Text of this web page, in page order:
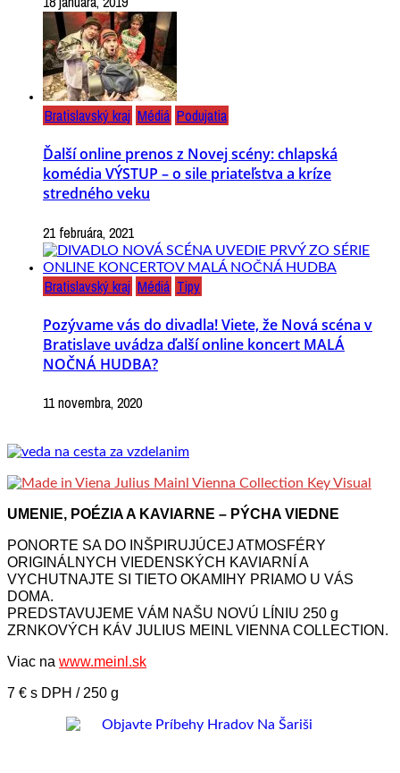
Bratislavský kraj Médiá Podujatia
Ďalší online prenos z Novej scény: chlapská
komédia VÝSTUP – o sile priateľstva a kríze
stredného veku
21 februára, 2021
Bratislavský kraj Médiá Tipy
Pozývame vás do divadla! Viete, že Nová scéna v
Bratislave uvádza ďalší online koncert MALÁ
NOČNÁ HUDBA?
11 novembra, 2020
UMENIE, POÉZIA A KAVIARNE – PÝCHA VIEDNE
PONORTE SA DO INŠPIRUJÚCEJ ATMOSFÉRY
ORIGINÁLNYCH VIEDENSKÝCH KAVIARNÍ A
VYCHUTNAJTE SI TIETO OKAMIHY PRIAMO U VÁS
DOMA.
PREDSTAVUJEME VÁM NAŠU NOVÚ LÍNIU 250 g
ZRNKOVÝCH KÁV JULIUS MEINL VIENNA COLLECTION.
Viac na www.meinl.sk
7 € s DPH / 250 g